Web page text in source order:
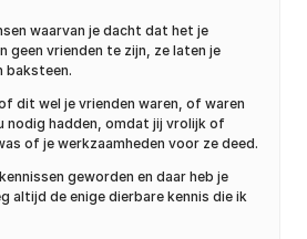
waarvan je dacht dat het je
geen vrienden te zijn, ze laten je
baksteen.
dit wel je vrienden waren, of waren
nodig hadden, omdat jij vrolijk of
of je werkzaamheden voor ze deed.
geworden en daar heb je
altijd de enige dierbare kennis die ik